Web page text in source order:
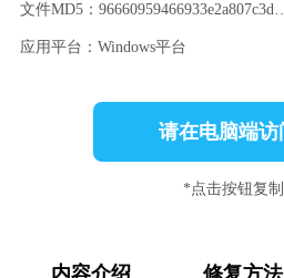
文件MD5：
应用平台：Windows平台
请在电脑端访
*点击按钮复